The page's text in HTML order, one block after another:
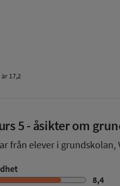
17,2
5- åsikter om
från elever i grundskolan,
8,4